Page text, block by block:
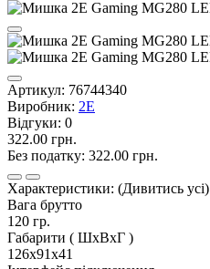
Артикул: 76744340
Виробник: 2E
Відгуки: 0
322.00 грн.
Без податку: 322.00 грн.
Характеристики: (Дивитись усі)
Вага брутто
120 гр.
Габарити ( ШхВxГ )
126x91x41